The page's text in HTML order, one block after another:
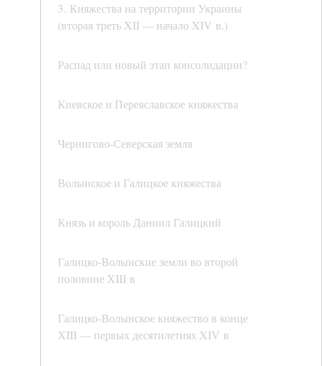
3. Княжества на территории Украины
(вторая треть XII — начало XIV в.)
Распад или новый этап консолидации?
Киевское и Переяславское княжества
Чернигово-Северская земля
Волынское и Галицкое княжества
Князь и король Даниил Галицкий
Галицко-Волынские земли во второй
половине XIII в
Галицко-Волынское княжество в конце
XIII — первых десятилетиях XIV в